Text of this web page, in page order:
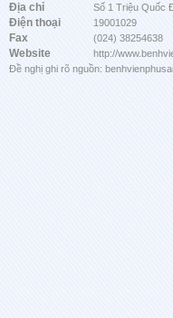
Địa chỉ Số 1 Triệu Quốc
Điện thoại 19001029
Fax (024) 38254638
Website
http://
Đề nghị ghi rõ nguồn: